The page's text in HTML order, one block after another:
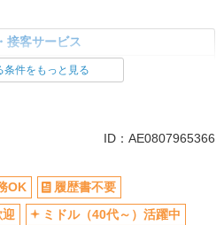
接客サービス
車通勤OK
社会保険あり
条件をもっと見る
ID：AE0807965366
OK
履歴書不要
ミドル（40代～）活躍中